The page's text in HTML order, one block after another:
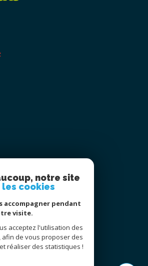
notre site
cookies
accompagner pendant
visite.
acceptez l'utilisation des
afin de vous proposer des
réaliser des statistiques !